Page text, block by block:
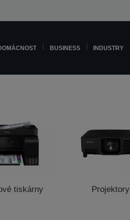
BUSINESS INDUSTRY
tiskárny Projektory